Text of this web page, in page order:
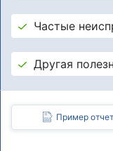
Частые
Другая
Пример